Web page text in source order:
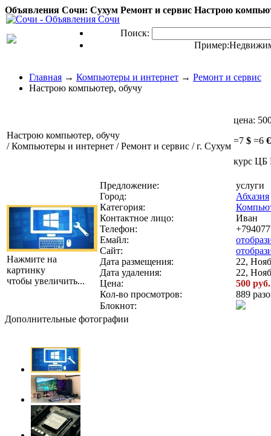
Объявления Сочи: Сухум Ремонт и сервис Настрою
Поиск:
Пример:
Главная → Компьютеры и интернет → Ремонт и сервис
Настрою компьютер, обучу
Настрою компьютер, обучу
/ Компьютеры и интернет / Ремонт и сервис / г. Сухум
цена:
=7 $ =6 €
курс ЦБ
Нажмите на
картинку
чтобы увеличить...
Предложение:
услуги
Город:
Абхазия
Категория:
Контактное лицо:
Иван
Телефон:
Емайл:
Сайт:
Дата размещения:
22,
Дата удаления:
22,
Цена:
500 руб.
Кол-во просмотров:
889
Блокнот:
Дополнительные фотографии